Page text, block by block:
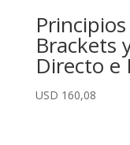
Brackets
Directo e
USD 160,08